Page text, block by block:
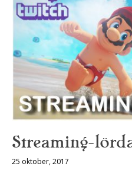
Streaming-
25 oktober, 2017